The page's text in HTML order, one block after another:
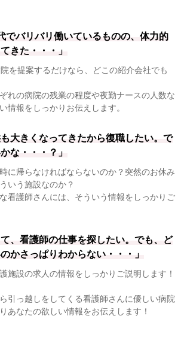
でバリバリ働いているものの、体力的
きた・・・」
を提案するだけなら、どこの紹介会社でも
れの病院の残業の程度や夜勤ナースの人数な
情報をしっかりお伝えします。
も大きくなってきたから復職したい。で
な・・・？」
に帰らなければならないのか？突然のお休み
いう施設なのか？
看護師さんには、そういう情報をしっかりご
て、看護師の仕事を探したい。でも、ど
かさっぱりわからない・・・」
施設の求人の情報をしっかりご説明します！
引っ越しをしてくる看護師さんに優しい病院
あなたの欲しい情報をお伝えします！